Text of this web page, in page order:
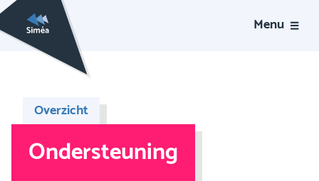
Menu
Overzicht
Ondersteuning